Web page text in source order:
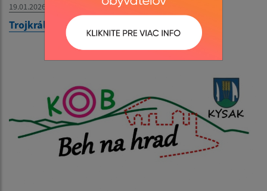
19.01.2026
Trojkráľová buzola 2026